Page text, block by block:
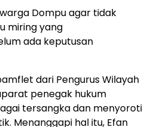
Dompu agar tidak
miring yang
ada keputusan
dari Pengurus Wilayah
penegak hukum
tersangka dan menyoroti
Menanggapi hal itu, Efan